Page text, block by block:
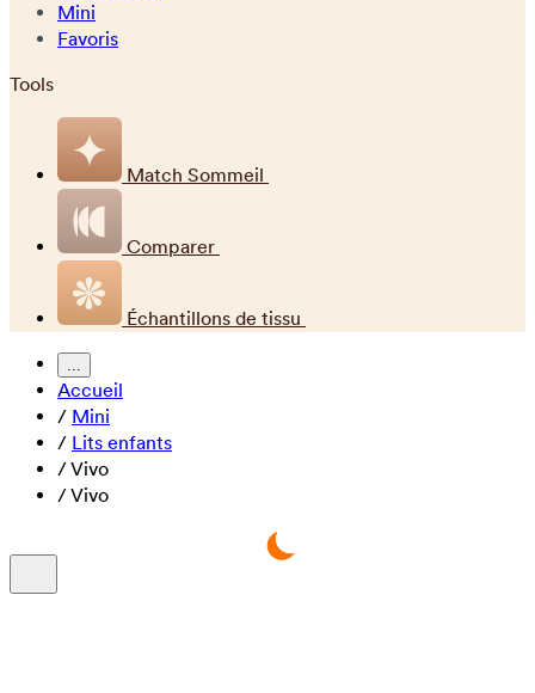
Mini
Favoris
Tools
Match Sommeil
Comparer
Échantillons de tissu
...
Accueil
/ Mini
/ Lits enfants
/Vivo
/Vivo